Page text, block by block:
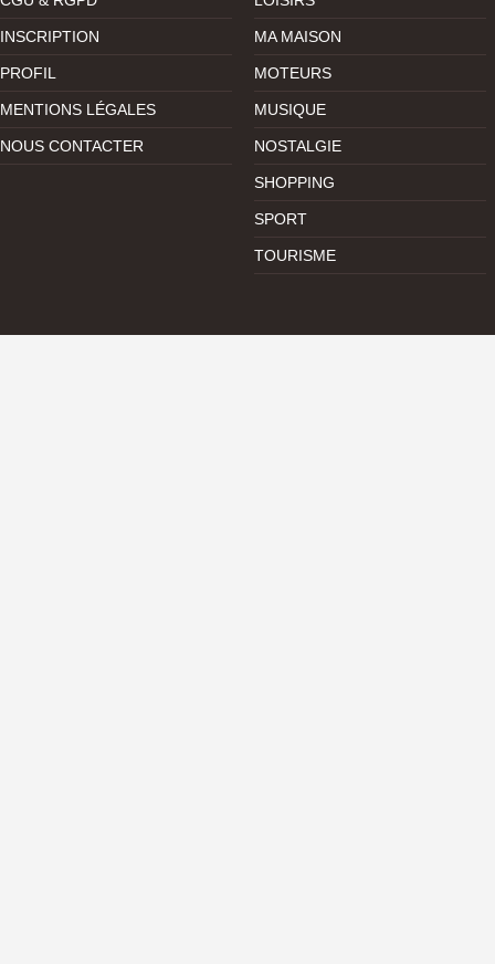
INSCRIPTION
PROFIL
MENTIONS LÉGALES
NOUS CONTACTER
MA MAISON
MOTEURS
MUSIQUE
NOSTALGIE
SHOPPING
SPORT
TOURISME